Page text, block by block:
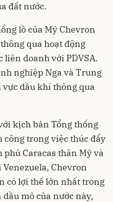
đất nước.
lồ của Mỹ Chevron
qua hoạt động
liên doanh với PDVSA.
nghiệp Nga và Trung
dầu khí thông qua
kịch bản Tổng thống
trong việc thúc đẩy
Caracas thân Mỹ và
Chevron
có lợi thế lớn nhất trong
mỏ của nước này,